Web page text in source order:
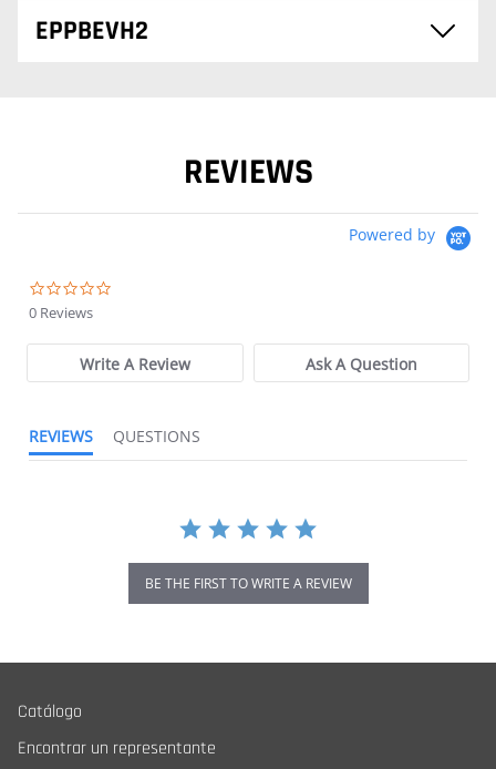
EPPBEVH2
REVIEWS
Powered by
0 Reviews
Write A Review Ask A Question
REVIEWS QUESTIONS
BE THE FIRST TO WRITE A REVIEW
Catálogo
Encontrar un representante